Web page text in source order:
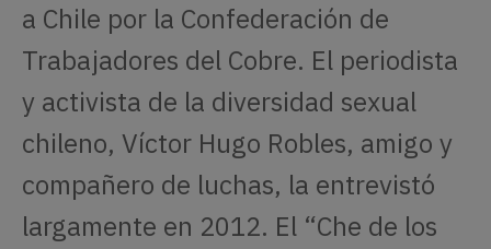
a Chile por la Confederación de
Trabajadores del Cobre. El periodista
y activista de la diversidad sexual
chileno, Víctor Hugo Robles, amigo y
compañero de luchas, la entrevistó
largamente en 2012. El “Che de los